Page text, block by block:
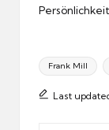
Tags:
Frank Mill
Last